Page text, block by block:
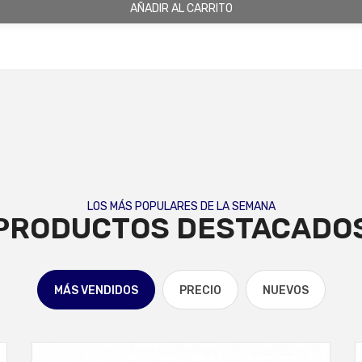
AÑADIR AL CARRITO
LOS MÁS POPULARES DE LA SEMANA
MÁS VENDIDOS PRECIO NUEVOS